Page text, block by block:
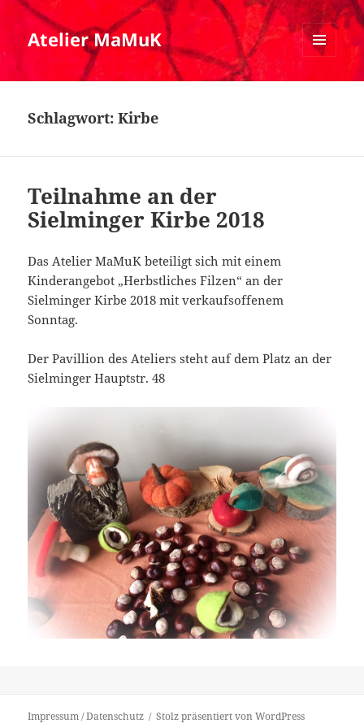
Atelier MaMuK
Schlagwort:Kirbe
Teilnahme an der
Sielminger Kirbe 2018
Das Atelier MaMuK beteiligt sich mit einem
Kinderangebot „Herbstliches Filzen“ an der
Sielminger Kirbe 2018 mit verkaufsoffenem
Sonntag.
Der Pavillion des Ateliers steht auf dem Platz an der
Sielminger Hauptstr. 48
Impressum / Datenschutz Stolz präsentiert von WordPress